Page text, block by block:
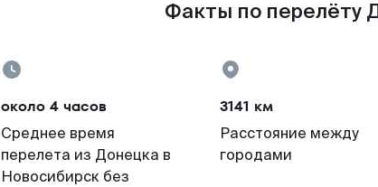
Факты по перелёту
около 4 часов
Среднее время
перелета из Донецка в
Новосибирск без
3141 км
Расстояние между
городами